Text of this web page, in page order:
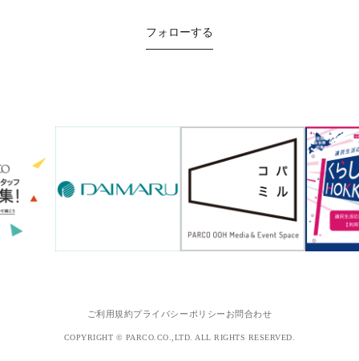
フォローする
ご利用規約プライバシーポリシー お問合わせ
COPYRIGHT © PARCO.CO.,LTD. ALL RIGHTS RESERVED.